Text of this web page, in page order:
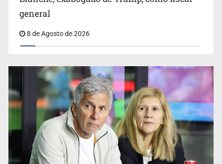
Realizan primera boda de personas sordas en Zapopan
general
8 de Agosto de 2026